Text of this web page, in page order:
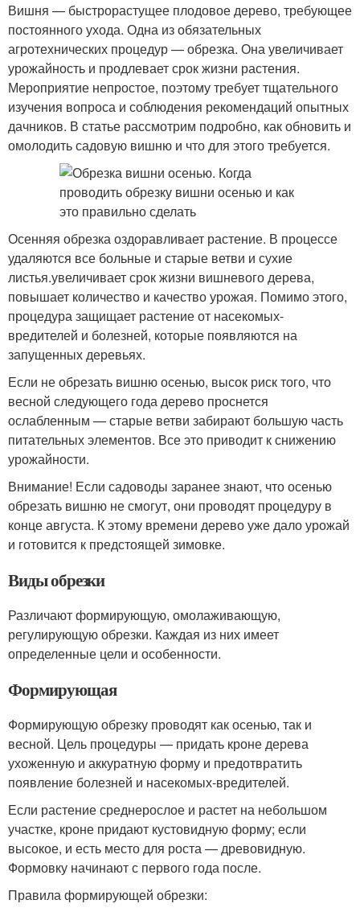
Вишня — быстрорастущее плодовое дерево, требующее
постоянного ухода. Одна из обязательных
агротехнических процедур — обрезка. Она увеличивает
урожайность и продлевает срок жизни растения.
Мероприятие непростое, поэтому требует тщательного
изучения вопроса и соблюдения рекомендаций опытных
дачников. В статье рассмотрим подробно, как обновить и
омолодить садовую вишню и что для этого требуется.
Осенняя обрезка оздоравливает растение. В процессе
удаляются все больные и старые ветви и сухие
листья.увеличивает срок жизни вишневого дерева,
повышает количество и качество урожая. Помимо этого,
процедура защищает растение от насекомых-
вредителей и болезней, которые появляются на
запущенных деревьях.
Если не обрезать вишню осенью, высок риск того, что
весной следующего года дерево проснется
ослабленным — старые ветви забирают большую часть
питательных элементов. Все это приводит к снижению
урожайности.
Внимание! Если садоводы заранее знают, что осенью
обрезать вишню не смогут, они проводят процедуру в
конце августа. К этому времени дерево уже дало урожай
и готовится к предстоящей зимовке.
Виды обрезки
Различают формирующую, омолаживающую,
регулирующую обрезки. Каждая из них имеет
определенные цели и особенности.
Формирующая
Формирующую обрезку проводят как осенью, так и
весной. Цель процедуры — придать кроне дерева
ухоженную и аккуратную форму и предотвратить
появление болезней и насекомых-вредителей.
Если растение среднерослое и растет на небольшом
участке, кроне придают кустовидную форму; если
высокое, и есть место для роста — древовидную.
Формовку начинают с первого года после.
Правила формирующей обрезки: